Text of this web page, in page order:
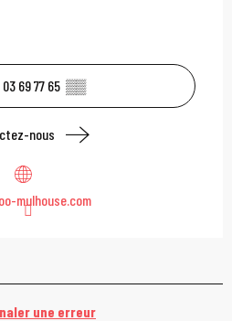
03 69 77 65 ▒▒
nous
mulhouse.com
une erreur